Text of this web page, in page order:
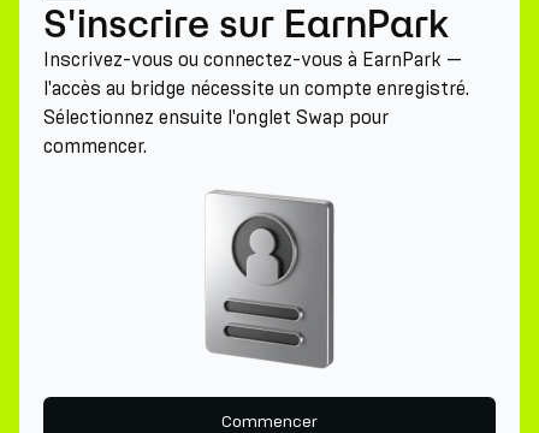
S'inscrire sur EarnPark
Inscrivez-vous ou connectez-vous à EarnPark —
l'accès au bridge nécessite un compte enregistré.
Sélectionnez ensuite l'onglet Swap pour
commencer.
Commencer